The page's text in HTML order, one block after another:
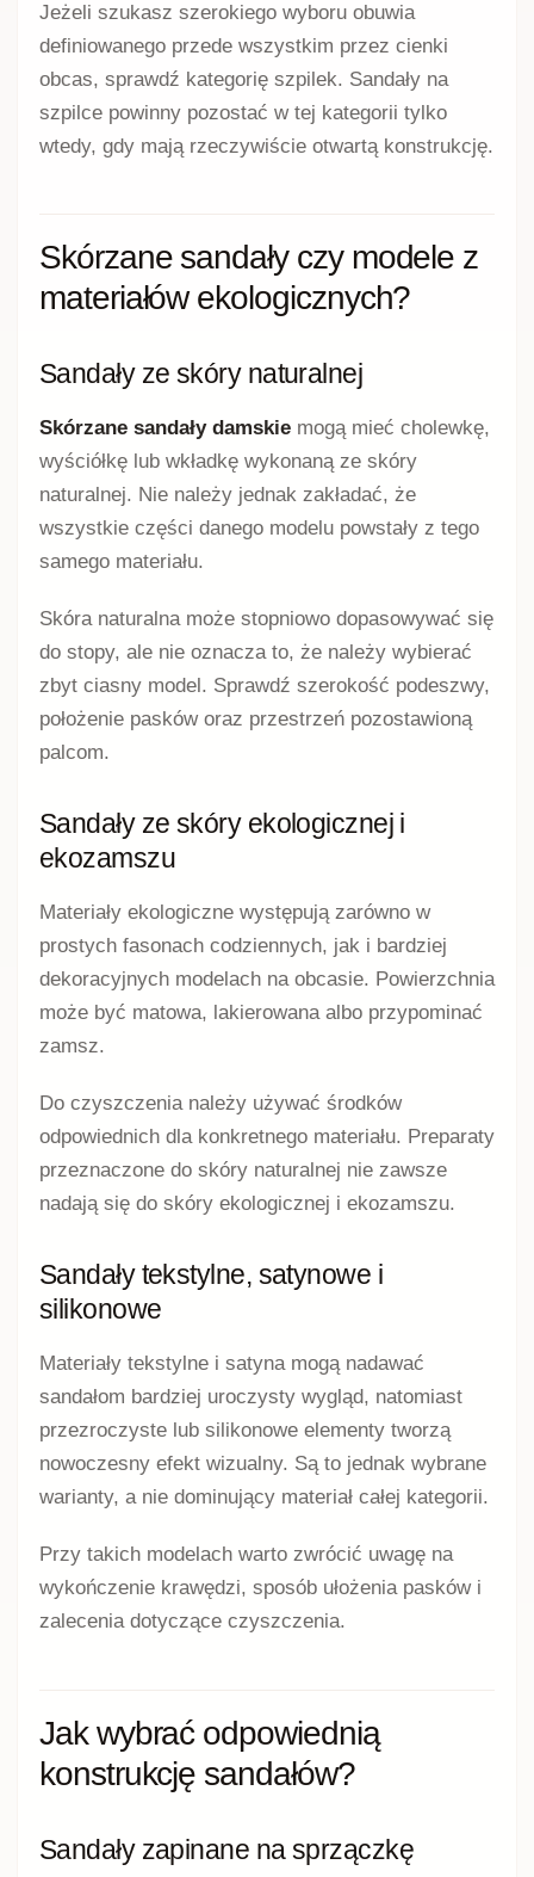
Jeżeli szukasz szerokiego wyboru obuwia
definiowanego przede wszystkim przez cienki
obcas, sprawdź kategorię szpilek. Sandały na
szpilce powinny pozostać w tej kategorii tylko
wtedy, gdy mają rzeczywiście otwartą konstrukcję.
Skórzane sandały czy modele z
materiałów ekologicznych?
Sandały ze skóry naturalnej
Skórzane sandały damskie mogą mieć cholewkę,
wyściółkę lub wkładkę wykonaną ze skóry
naturalnej. Nie należy jednak zakładać, że
wszystkie części danego modelu powstały z tego
samego materiału.
Skóra naturalna może stopniowo dopasowywać się
do stopy, ale nie oznacza to, że należy wybierać
zbyt ciasny model. Sprawdź szerokość podeszwy,
położenie pasków oraz przestrzeń pozostawioną
palcom.
Sandały ze skóry ekologicznej i
ekozamszu
Materiały ekologiczne występują zarówno w
prostych fasonach codziennych, jak i bardziej
dekoracyjnych modelach na obcasie. Powierzchnia
może być matowa, lakierowana albo przypominać
zamsz.
Do czyszczenia należy używać środków
odpowiednich dla konkretnego materiału. Preparaty
przeznaczone do skóry naturalnej nie zawsze
nadają się do skóry ekologicznej i ekozamszu.
Sandały tekstylne, satynowe i
silikonowe
Materiały tekstylne i satyna mogą nadawać
sandałom bardziej uroczysty wygląd, natomiast
przezroczyste lub silikonowe elementy tworzą
nowoczesny efekt wizualny. Są to jednak wybrane
warianty, a nie dominujący materiał całej kategorii.
Przy takich modelach warto zwrócić uwagę na
wykończenie krawędzi, sposób ułożenia pasków i
zalecenia dotyczące czyszczenia.
Jak wybrać odpowiednią
konstrukcję sandałów?
Sandały zapinane na sprzączkę